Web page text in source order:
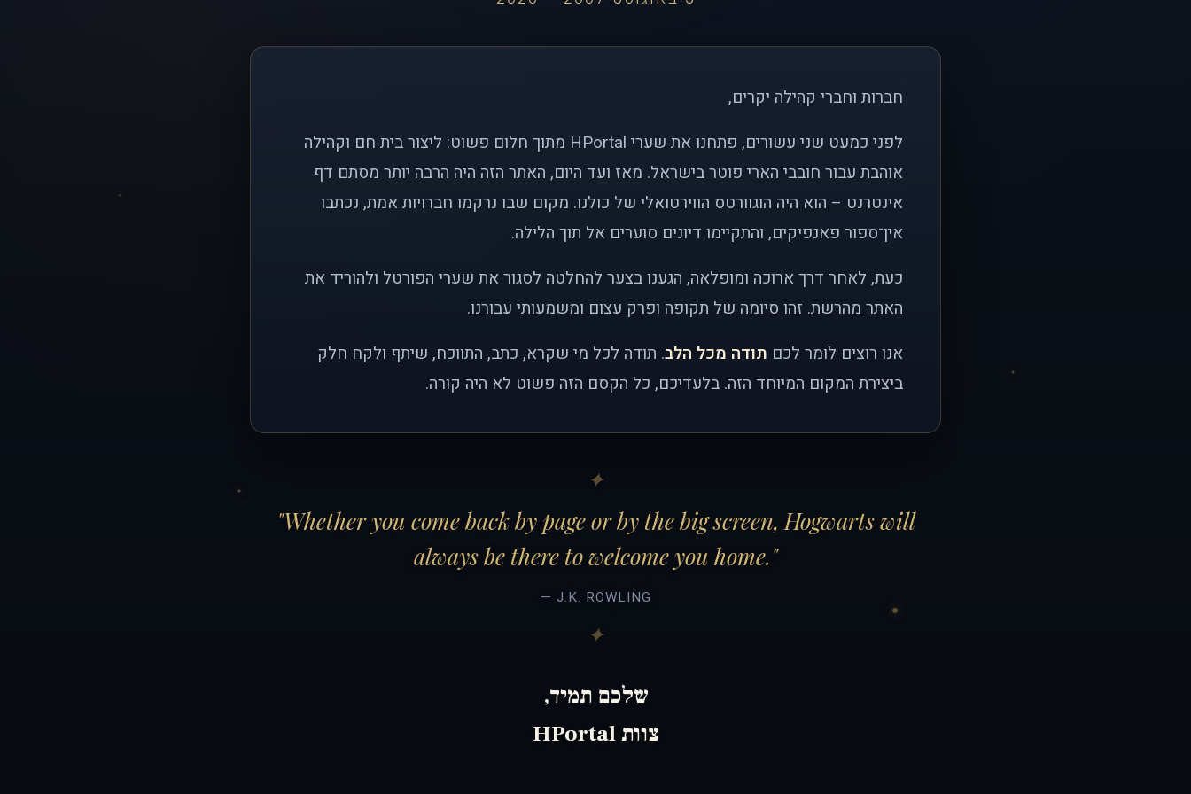
חברות וחברי קהילה יקרים,
לפני כמעט שני עשורים, פתחנו את שערי HPortal מתוך חלום פשוט: ליצור בית חם וקהילה
אוהבת עבור חובבי הארי פוטר בישראל. מאז ועד היום, האתר הזה היה הרבה יותר מסתם דף
אינטרנט – הוא היה הוגוורטס הווירטואלי של כולנו. מקום שבו נרקמו חברויות אמת, נכתבו
אין־ספור פאנפיקים, והתקיימו דיונים סוערים אל תוך הלילה.
כעת, לאחר דרך ארוכה ומופלאה, הגענו בצער להחלטה לסגור את שערי הפורטל ולהוריד את
האתר מהרשת. זהו סיומה של תקופה ופרק עצום ומשמעותי עבורנו.
אנו רוצים לומר לכם תודה מכל הלב. תודה לכל מי שקרא, כתב, התווכח, שיתף ולקח חלק
ביצירת המקום המיוחד הזה. בלעדיכם, כל הקסם הזה פשוט לא היה קורה.
"Whether you come back by page or by the big screen, Hogwarts will
always be there to welcome you home."
— J.K. ROWLING
שלכם תמיד,
צוות HPortal